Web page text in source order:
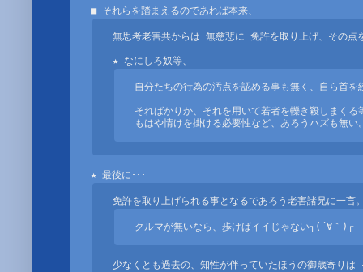
無思考老害共からは 無慈悲に 免許を取り上げ、その点
自分たちの行為の汚点を認める事も無く、自ら首
そればかりか、それを用いて若者を轢き殺しまく
もはや情けを掛ける必要性など、あろうハズも無い
クルマが無いなら、歩けばイイじゃない┐(´∀｀)┌
少なくとも過去の、知性が伴っていたほうの御歳寄りは